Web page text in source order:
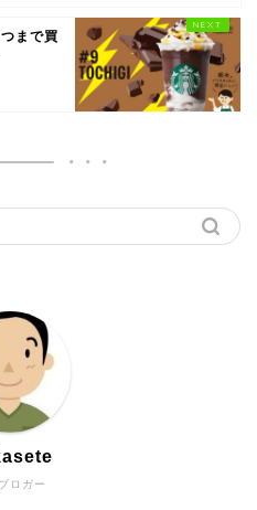
まで買
ロガー